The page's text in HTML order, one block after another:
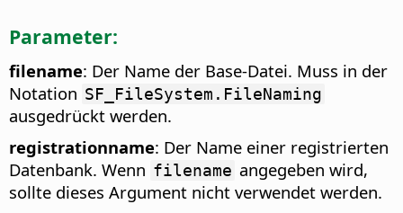
Parameter:
filename: Der Name der Base-Datei. Muss in der
Notation SF_FileSystem.FileNaming
ausgedrückt werden.
registrationname: Der Name einer registrierten
Datenbank. Wenn filename angegeben wird,
sollte dieses Argument nicht verwendet werden.